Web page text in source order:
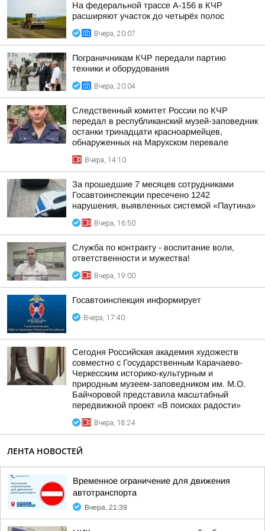
На федеральной трассе А-156 в КЧР
расширяют участок до четырёх полос
Вчера, 20:07
Пограничникам КЧР передали партию
техники и оборудования
Вчера, 20:04
Следственный комитет России по КЧР
передал в республиканский музей-заповедник
останки тринадцати красноармейцев,
обнаруженных на Марухском перевале
Вчера, 14:10
За прошедшие 7 месяцев сотрудниками
Госавтоинспекции пресечено 1242
нарушения, выявленных системой «Паутина»
Вчера, 16:50
Служба по контракту - воспитание воли,
ответственности и мужества!
Вчера, 19:00
Госавтоинспекция информирует
Вчера, 17:40
Сегодня Российская академия художеств
совместно с Государственным Карачаево-
Черкесским историко-культурным и
природным музеем-заповедником им. М.О.
Байчоровой представила масштабный
передвижной проект «В поисках радости»
Вчера, 18:24
ЛЕНТА НОВОСТЕЙ
Временное ограничение для движения
автотранспорта
Вчера, 21:39